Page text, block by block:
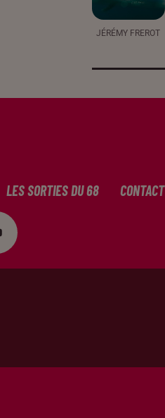
JÉRÉMY FREROT
LES SORTIES DU 68 CONTACT